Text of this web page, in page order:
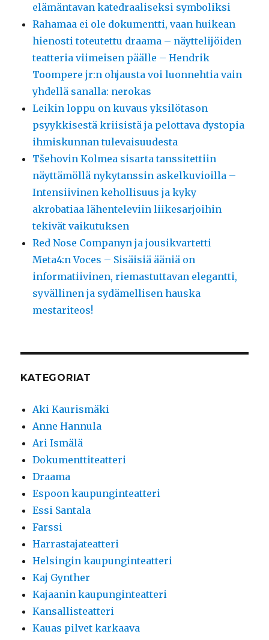
elämäntavan katedraaliseksi symboliksi
Rahamaa ei ole dokumentti, vaan huikean
hienosti toteutettu draama – näyttelijöiden
teatteria viimeisen päälle – Hendrik
Toompere jr:n ohjausta voi luonnehtia vain
yhdellä sanalla: nerokas
Leikin loppu on kuvaus yksilötason
psyykkisestä kriisistä ja pelottava dystopia
ihmiskunnan tulevaisuudesta
Tšehovin Kolmea sisarta tanssitettiin
näyttämöllä nykytanssin askelkuvioilla –
Intensiivinen kehollisuus ja kyky
akrobatiaa lähenteleviin liikesarjoihin
tekivät vaikutuksen
Red Nose Companyn ja jousikvartetti
Meta4:n Voces – Sisäisiä ääniä on
informatiivinen, riemastuttavan elegantti,
syvällinen ja sydämellisen hauska
mestariteos!
KATEGORIAT
Aki Kaurismäki
Anne Hannula
Ari Ismälä
Dokumenttiteatteri
Draama
Espoon kaupunginteatteri
Essi Santala
Farssi
Harrastajateatteri
Helsingin kaupunginteatteri
Kaj Gynther
Kajaanin kaupunginteatteri
Kansallisteatteri
Kauas pilvet karkaava